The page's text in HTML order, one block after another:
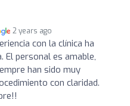
2 years ago
con la clínica ha
personal es amable,
han sido muy
con claridad.